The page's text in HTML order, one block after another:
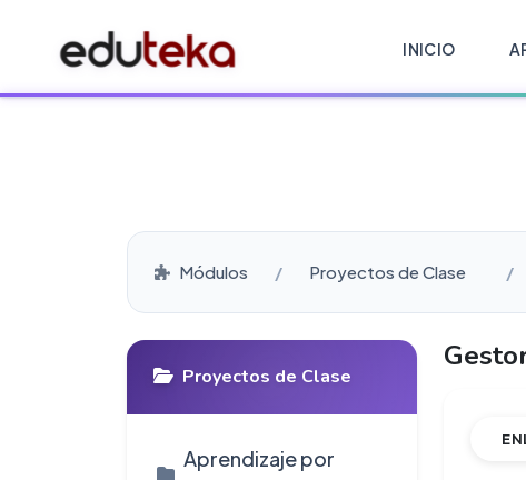
INICIO
Módulos Proyectos de Clase
Proyectos de Clase
Aprendizaje por